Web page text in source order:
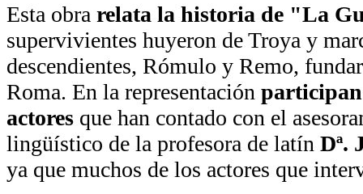
Esta obra relata la historia de "La
supervivientes huyeron de Troya y
descendientes, Rómulo y Remo,
Roma. En la representación
actores que han contado con el
lingüístico de la profesora de latín Dª.
ya que muchos de los actores que